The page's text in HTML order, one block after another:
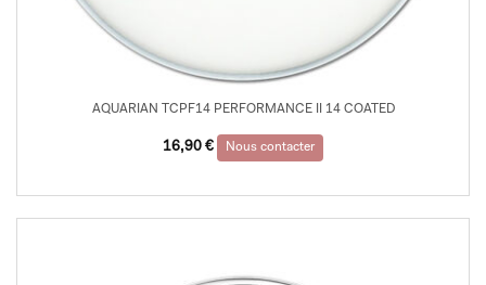
AQUARIAN TCPF14 PERFORMANCE II 14 COATED
16,90 € Nous contacter